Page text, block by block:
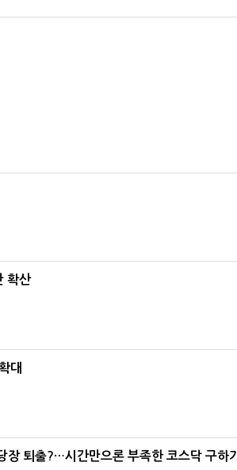
확산
대
퇴출?…시간만으론 부족한 코스닥 구하기